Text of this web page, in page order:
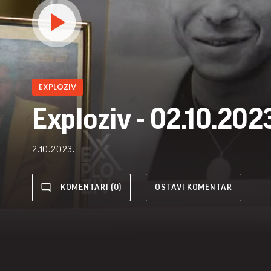
EXPLOZIV
Exploziv -
2.10.2023.
KOMENTARI (0) OSTAVI KOMENTAR